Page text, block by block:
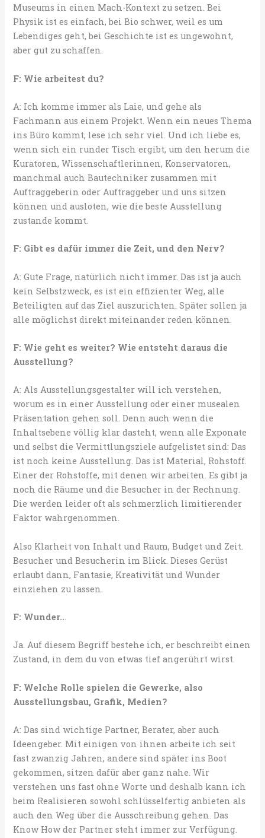
Museums in einen Mach-Kontext zu setzen. Bei
Physik ist es einfach, bei Bio schwer, weil es um
Lebendiges geht, bei Geschichte ist es ungewohnt,
aber gut zu schaffen.
F: Wie arbeitest du?
A: Ich komme immer als Laie, und gehe als
Fachmann aus einem Projekt. Wenn ein neues Thema
ins Büro kommt, lese ich sehr viel. Und ich liebe es,
wenn sich ein runder Tisch ergibt, um den herum die
Kuratoren, Wissenschaftlerinnen, Konservatoren,
manchmal auch Bautechniker zusammen mit
Auftraggeberin oder Auftraggeber und uns sitzen
können und ausloten, wie die beste Ausstellung
zustande kommt.
F: Gibt es dafür immer die Zeit, und den Nerv?
A: Gute Frage, natürlich nicht immer. Das ist ja auch
kein Selbstzweck, es ist ein effizienter Weg, alle
Beteiligten auf das Ziel auszurichten. Später sollen ja
alle möglichst direkt miteinander reden können.
F: Wie geht es weiter? Wie entsteht daraus die
Ausstellung?
A: Als Ausstellungsgestalter will ich verstehen,
worum es in einer Ausstellung oder einer musealen
Präsentation gehen soll. Denn auch wenn die
Inhaltsebene völlig klar dasteht, wenn alle Exponate
und selbst die Vermittlungsziele aufgelistet sind: Das
ist noch keine Ausstellung. Das ist Material, Rohstoff.
Einer der Rohstoffe, mit denen wir arbeiten. Es gibt ja
noch die Räume und die Besucher in der Rechnung.
Die werden leider oft als schmerzlich limitierender
Faktor wahrgenommen.
Also Klarheit von Inhalt und Raum, Budget und Zeit.
Besucher und Besucherin im Blick. Dieses Gerüst
erlaubt dann, Fantasie, Kreativität und Wunder
einziehen zu lassen.
F: Wunder...
Ja. Auf diesem Begriff bestehe ich, er beschreibt einen
Zustand, in dem du von etwas tief angerührt wirst.
F: Welche Rolle spielen die Gewerke, also
Ausstellungsbau, Grafik, Medien?
A: Das sind wichtige Partner, Berater, aber auch
Ideengeber. Mit einigen von ihnen arbeite ich seit
fast zwanzig Jahren, andere sind später ins Boot
gekommen, sitzen dafür aber ganz nahe. Wir
verstehen uns fast ohne Worte und deshalb kann ich
beim Realisieren sowohl schlüsselfertig anbieten als
auch den Weg über die Ausschreibung gehen. Das
Know How der Partner steht immer zur Verfügung.